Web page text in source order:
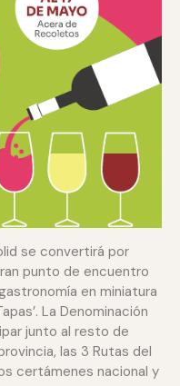
se convertirá por
punto de encuentro
en miniatura
La Denominación
junto al resto de
las 3 Rutas del
certámenes nacional y